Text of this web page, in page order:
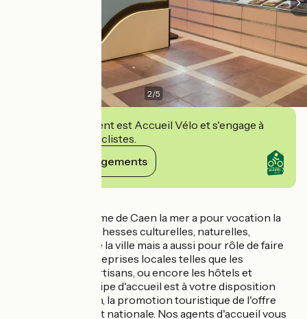
2/5
Cet établissement est Accueil Vélo et s'engage à
accueillir des cyclistes.
Voir ses engagements
L'Office de Tourisme de Caen la mer a pour vocation la
promotion des richesses culturelles, naturelles,
architecturales de la ville mais a aussi pour rôle de faire
connaître les entreprises locales telles que les
commerces, les artisans, ou encore les hôtels et
restaurants. L'équipe d'accueil est à votre disposition
pour l'information, la promotion touristique de l'offre
locale, régionale et nationale. Nos agents d'accueil vous